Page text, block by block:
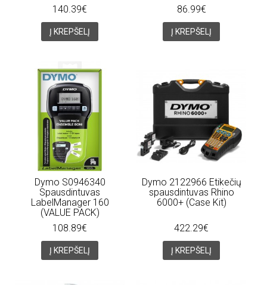
140.39€
Į KREPŠELĮ
86.99€
Į KREPŠELĮ
Dymo S0946340
Spausdintuvas
LabelManager 160
(VALUE PACK)
108.89€
Į KREPŠELĮ
Dymo 2122966 Etikečių
spausdintuvas Rhino
6000+ (Case Kit)
422.29€
Į KREPŠELĮ